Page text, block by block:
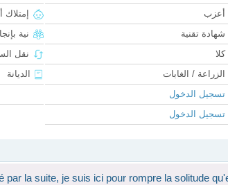
أعزب
شهادة تقنية
كلا
الزراعة / الغابات
تسجيل الدخول
تسجيل الدخول
نية
نقل
الديانة
la suite, je suis ici pour rompre la solitude